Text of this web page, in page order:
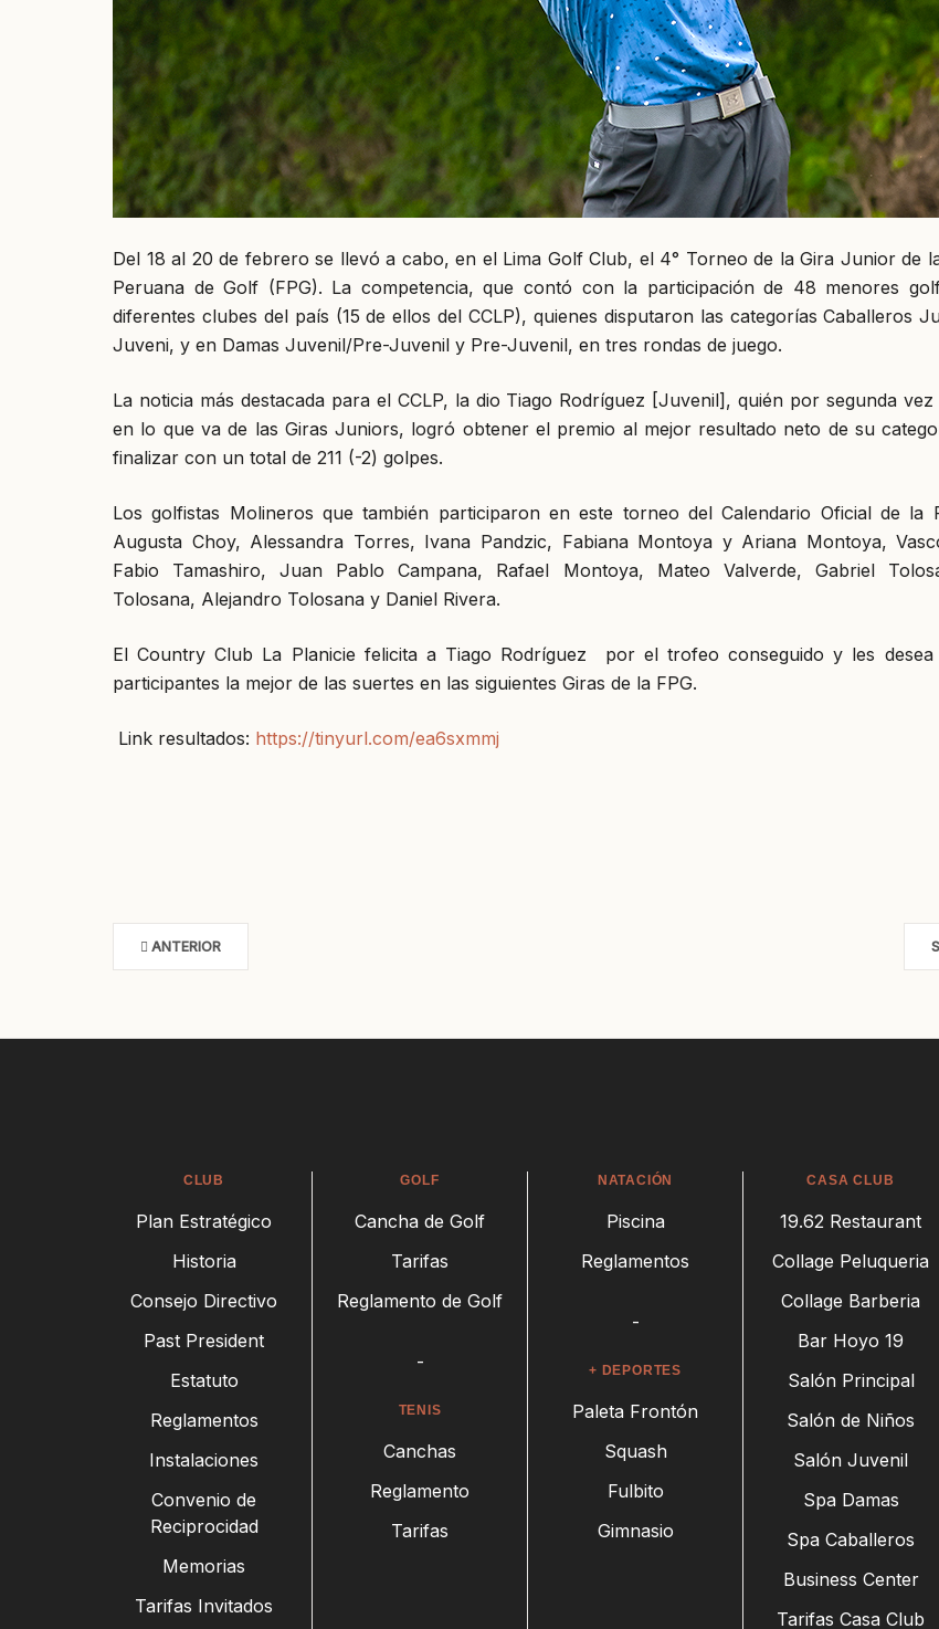
Del 18 al 20 de febrero se llevó a cabo, en el Lima Golf Club, el 4° Torneo de la Gira Junior de
Peruana de Golf (FPG). La competencia, que contó con la participación de 48 menores
diferentes clubes del país (15 de ellos del CCLP), quienes disputaron las categorías Caballeros
Juveni, y en Damas Juvenil/Pre-Juvenil y Pre-Juvenil, en tres rondas de juego.
La noticia más destacada para el CCLP, la dio Tiago Rodríguez [Juvenil], quién por segunda
en lo que va de las Giras Juniors, logró obtener el premio al mejor resultado neto de su
finalizar con un total de 211 (-2) golpes.
Los golfistas Molineros que también participaron en este torneo del Calendario Oficial de la
Augusta Choy, Alessandra Torres, Ivana Pandzic, Fabiana Montoya y Ariana Montoya,
Fabio Tamashiro, Juan Pablo Campana, Rafael Montoya, Mateo Valverde, Gabriel
Tolosana, Alejandro Tolosana y Daniel Rivera.
El Country Club La Planicie felicita a Tiago Rodríguez por el trofeo conseguido y les
participantes la mejor de las suertes en las siguientes Giras de la FPG.
Link resultados: https://tinyurl.com/ea6sxmmj
ANTERIOR
CLUB
Plan Estratégico
Historia
Consejo Directivo
Past President
Estatuto
Reglamentos
Instalaciones
Convenio de
Reciprocidad
Memorias
Tarifas Invitados
GOLF
Cancha de Golf
Tarifas
Reglamento de Golf
-
TENIS
Canchas
Reglamento
Tarifas
NATACIÓN
Piscina
Reglamentos
-
+ DEPORTES
Paleta Frontón
Squash
Fulbito
Gimnasio
CASA CLUB
19.62 Restaurant
Collage Peluqueria
Collage Barberia
Bar Hoyo 19
Salón Principal
Salón de Niños
Salón Juvenil
Spa Damas
Spa Caballeros
Business Center
Tarifas Casa Club